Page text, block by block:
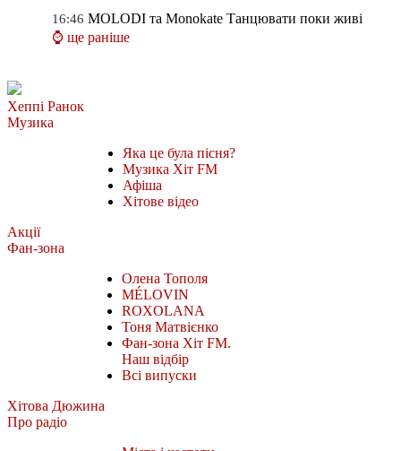
16:46 MOLODI та Monokate Танцювати поки живі
⌚ ще раніше
Хеппі Ранок
Музика
Яка це була пісня?
Музика Хіт FM
Афіша
Хітове відео
Акції
Фан-зона
Олена Тополя
MÉLOVIN
ROXOLANA
Тоня Матвієнко
Фан-зона Хіт FM.
Наш відбір
Всі випуски
Хітова Дюжина
Про радіо